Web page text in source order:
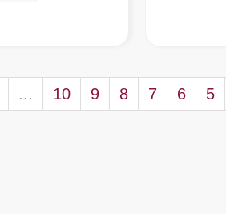
5
6
7
8
9
10
...